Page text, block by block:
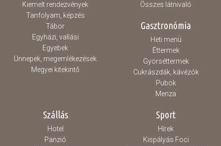
Kiemelt rendezvények
Tanfolyam, képzés
Tábor
Egyházi, vallási
Egyebek
Ünnepek, megemlékezések
Megyei kitekintő
Összes látnivaló
Gasztronómia
Heti menü
Éttermek
Gyorséttermek
Cukrászdák, kávézók
Pubok
Menza
Szállás
Hotel
Panzió
Sport
Hírek
Kispályás Foci